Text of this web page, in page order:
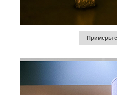
Примеры